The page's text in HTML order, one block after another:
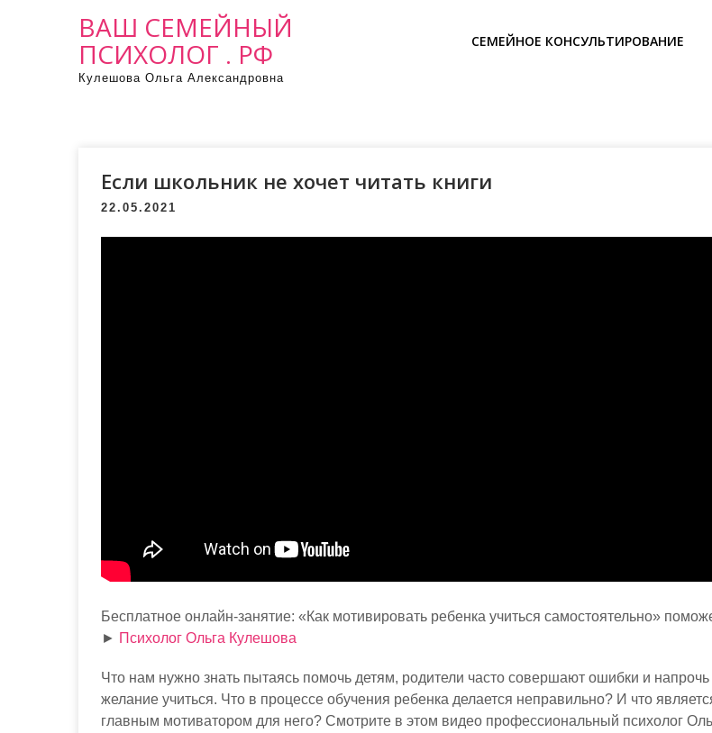
ВАШ СЕМЕЙНЫЙ
ПСИХОЛОГ . РФ
Кулешова Ольга Александровна
СЕМЕЙНОЕ КОНСУЛЬТИРОВАНИЕ
Если школьник не хочет читать книги
22.05.2021
Бесплатное онлайн-занятие: «Как мотивировать ребенка учиться самостоятельно»
► Психолог Ольга Кулешова
Что нам нужно знать пытаясь помочь детям, родители часто совершают ошибки и
желание учиться. Что в процессе обучения ребенка делается неправильно? И что
главным мотиватором для него? Смотрите в этом видео профессиональный психолог